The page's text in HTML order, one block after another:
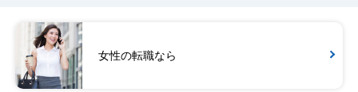
女性の転職なら